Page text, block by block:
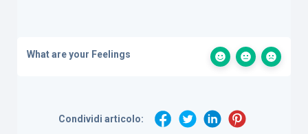
What are your Feelings
Condividi articolo: